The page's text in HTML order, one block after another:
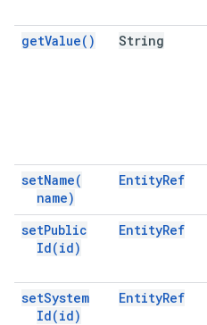
getValue( ) String
setName(
name)
EntityRef
setPublic
Id(id)
EntityRef
setSystem
Id(id)
EntityRef